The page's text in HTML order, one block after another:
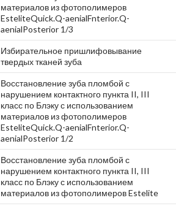
материалов из фотополимеров
EsteliteQuick.Q-aenialFnterior.Q-
aenialPosterior 1/3
Избирательное пришлифовывание
твердых тканей зуба
Восстановление зуба пломбой с
нарушением контактного пункта II, III
класс по Блэку с использованием
материалов из фотополимеров
EsteliteQuick.Q-aenialFnterior.Q-
aenialPosterior 1/2
Восстановление зуба пломбой с
нарушением контактного пункта II, III
класс по Блэку с использованием
материалов из фотополимеров Estelite